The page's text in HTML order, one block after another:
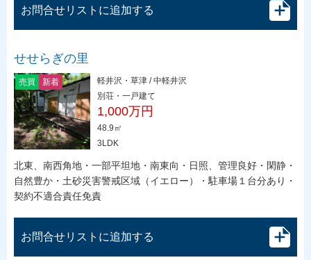
お問合せリストに追加する
せせらぎの里
売買 新着
軽井沢・草津 / 中軽井沢
別荘・一戸建て
1,000万円
48.9㎡
3LDK
北東、南西角地・一部平坦地・南東向・日照、管理良好・閑静・
自然豊か・土砂災害警戒区域（イエロー）・駐車場１台分あり・
契約不適合責任免責
お問合せリストに追加する